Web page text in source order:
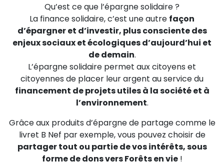
Qu’est ce que l’épargne solidaire ?
La finance solidaire, c’est une autre façon
d’épargner et d’investir, plus consciente des
enjeux sociaux et écologiques d’aujourd’hui et
de demain.
L’épargne solidaire permet aux citoyens et
citoyennes de placer leur argent au service du
financement de projets utiles à la société et à
l’environnement.
Grâce aux produits d’épargne de partage comme le
livret B Nef par exemple, vous pouvez choisir de
partager tout ou partie de vos intérêts, sous
forme de dons vers Forêts en vie!